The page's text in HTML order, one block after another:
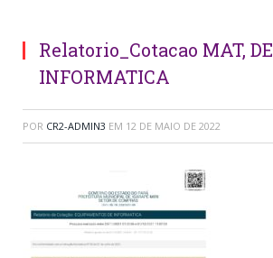
Relatorio_Cotacao MAT, DE
INFORMATICA
POR CR2-ADMIN3 EM 12 DE MAIO DE 2022